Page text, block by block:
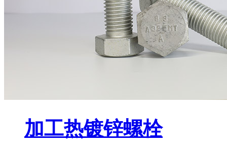
加工热镀锌螺栓